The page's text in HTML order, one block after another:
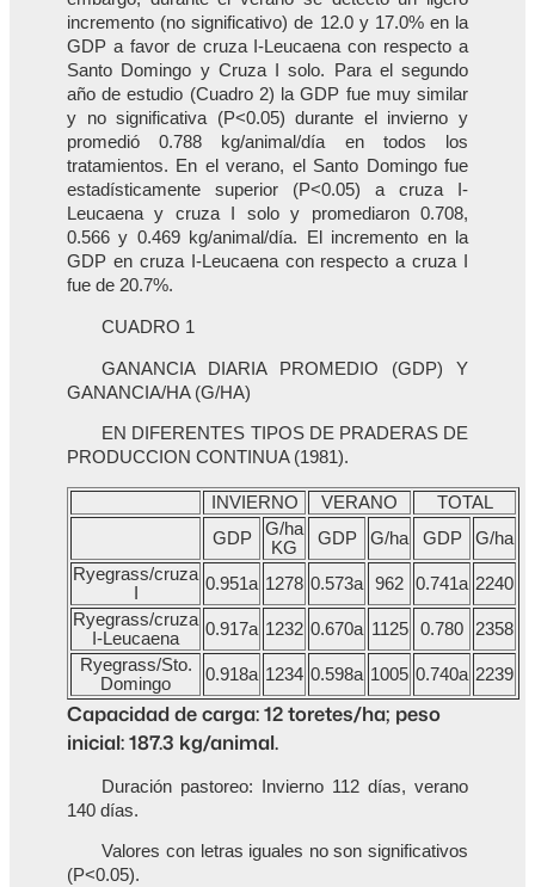
incremento (no significativo) de 12.0 y 17.0% en la
GDP a favor de cruza I-Leucaena con respecto a
Santo Domingo y Cruza I solo. Para el segundo
año de estudio (Cuadro 2) la GDP fue muy similar
y no significativa (P<0.05) durante el invierno y
promedió 0.788 kg/animal/día en todos los
tratamientos. En el verano, el Santo Domingo fue
estadísticamente superior (P<0.05) a cruza I-
Leucaena y cruza I solo y promediaron 0.708,
0.566 y 0.469 kg/animal/día. El incremento en la
GDP en cruza I-Leucaena con respecto a cruza I
fue de 20.7%.
CUADRO 1
GANANCIA DIARIA PROMEDIO (GDP) Y
GANANCIA/HA (G/HA)
EN DIFERENTES TIPOS DE PRADERAS DE
PRODUCCION CONTINUA (1981).
INVIERNO VERANO
TOTAL
GDP
G/ha
KG
GDP G/ha GDP
G/ha
Ryegrass/cruza 0.951a 1278 0.573a 962 0.741a 2240
Ryegrass/cruza
I-Leucaena
0.917a 1232 0.670a 1125 0.780
2358
Ryegrass/Sto.
Domingo
0.918a 1234 0.598a 1005 0.740a 2239
Capacidad de carga: 12 toretes/ha; peso
inicial: 187.3 kg/animal.
Duración pastoreo: Invierno 112 días, verano
140 días.
Valores con letras iguales no son significativos
(P<0.05).